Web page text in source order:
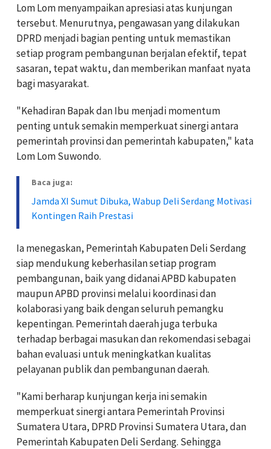
Lom Lom menyampaikan apresiasi atas kunjungan
tersebut. Menurutnya, pengawasan yang dilakukan
DPRD menjadi bagian penting untuk memastikan
setiap program pembangunan berjalan efektif, tepat
sasaran, tepat waktu, dan memberikan manfaat nyata
bagi masyarakat.
"Kehadiran Bapak dan Ibu menjadi momentum
penting untuk semakin memperkuat sinergi antara
pemerintah provinsi dan pemerintah kabupaten," kata
Lom Lom Suwondo.
Baca juga:
Jamda XI Sumut Dibuka, Wabup Deli Serdang Motivasi
Kontingen Raih Prestasi
Ia menegaskan, Pemerintah Kabupaten Deli Serdang
siap mendukung keberhasilan setiap program
pembangunan, baik yang didanai APBD kabupaten
maupun APBD provinsi melalui koordinasi dan
kolaborasi yang baik dengan seluruh pemangku
kepentingan. Pemerintah daerah juga terbuka
terhadap berbagai masukan dan rekomendasi sebagai
bahan evaluasi untuk meningkatkan kualitas
pelayanan publik dan pembangunan daerah.
"Kami berharap kunjungan kerja ini semakin
memperkuat sinergi antara Pemerintah Provinsi
Sumatera Utara, DPRD Provinsi Sumatera Utara, dan
Pemerintah Kabupaten Deli Serdang. Sehingga